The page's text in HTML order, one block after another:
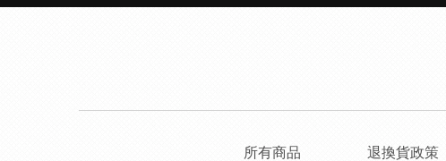
所有商品 退換貨政策